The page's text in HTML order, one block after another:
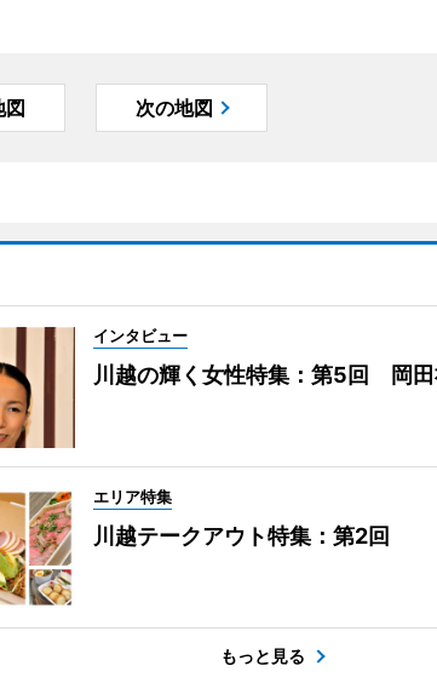
図 次の地図
インタビュー
川越の輝く女性特集：第5回 岡
エリア特集
川越テークアウト特集：第2回
もっと見る